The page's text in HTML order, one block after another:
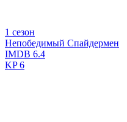
1 сезон
Непобедимый Спайдермен
IMDB 6.4
KP6